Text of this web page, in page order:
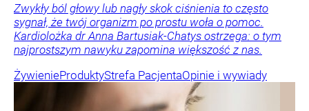
Zwykły ból głowy lub nagły skok ciśnienia to często
sygnał, że twój organizm po prostu woła o pomoc.
Kardiolożka dr Anna Bartusiak-Chatys ostrzega: o tym
najprostszym nawyku zapomina większość z nas.
ŻywienieProduktyStrefa PacjentaOpinie i wywiady